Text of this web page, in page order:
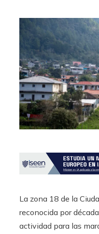
La zona 18 de la
reconocida por
actividad para las